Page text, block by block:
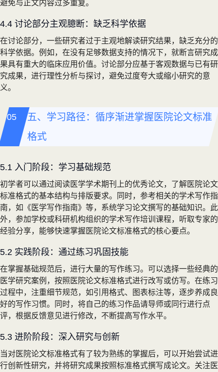
避免与正文内容过多重复。
4.4 讨论部分主观臆断：缺乏科学依据
在讨论部分，一些研究者过于主观地解读研究结果，缺乏充分的
科学依据。例如，在没有足够数据支持的情况下，就断言研究成
果具有重大的临床应用价值。讨论部分应基于客观数据与已有研
究成果，进行理性分析与探讨，避免过度夸大或缩小研究的意
义。
五、学习路径：循序渐进掌握医院论文标准
格式
5.1 入门阶段：学习基础规范
初学者可以通过阅读医学学术期刊上的优秀论文，了解医院论文
标准格式的基本结构与排版要求。同时，参考相关的学术写作指
南，如《医学写作指南》等，系统学习论文撰写的基础知识。此
外，参加学校或科研机构组织的学术写作培训课程，听取专家的
经验分享，能够快速掌握医院论文标准格式的核心要点。
5.2 实践阶段：通过练习巩固技能
在掌握基础规范后，进行大量的写作练习。可以选择一些经典的
医学研究案例，按照医院论文标准格式进行改写或仿写。在练习
过程中，注重细节规范，如引用格式、图表标注等，逐步养成良
好的写作习惯。同时，将自己的练习作品请导师或同行进行点
评，根据反馈意见进行修改，不断提高写作水平。
5.3 进阶阶段：深入研究与创新
当对医院论文标准格式有了较为熟练的掌握后，可以开始尝试进
行创新性研究，并将研究成果按照标准格式撰写成论文。关注医